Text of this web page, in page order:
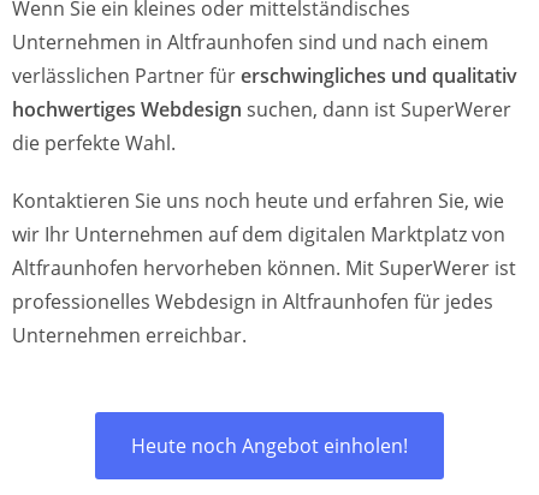
Wenn Sie ein kleines oder mittelständisches
Unternehmen in Altfraunhofen sind und nach einem
verlässlichen Partner fürerschwingliches und qualitativ
hochwertiges Webdesign suchen, dann ist SuperWerer
die perfekte Wahl.
Kontaktieren Sie uns noch heute und erfahren Sie, wie
wir Ihr Unternehmen auf dem digitalen Marktplatz von
Altfraunhofen hervorheben können. Mit SuperWerer ist
professionelles Webdesign in Altfraunhofen für jedes
Unternehmen erreichbar.
Heute noch Angebot einholen!